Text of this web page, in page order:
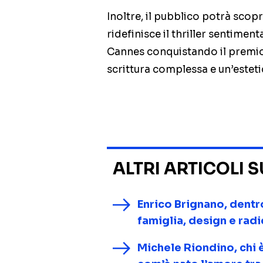
Inoltre, il pubblico potrà
ridefinisce il thriller
Cannes conquistando il
scrittura complessa e
ALTRI ARTICOLI
Enrico Brignano,
famiglia, design e
Michele Riondino, chi